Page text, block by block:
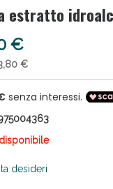
estratto
€
€
desideri